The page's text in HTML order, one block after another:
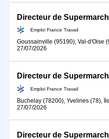
Emploi France Travail
Goussainville (95190), Val-d'Oise
27/07/2026
Emploi France Travail
Buchelay (78200), Yvelines (78),
27/07/2026